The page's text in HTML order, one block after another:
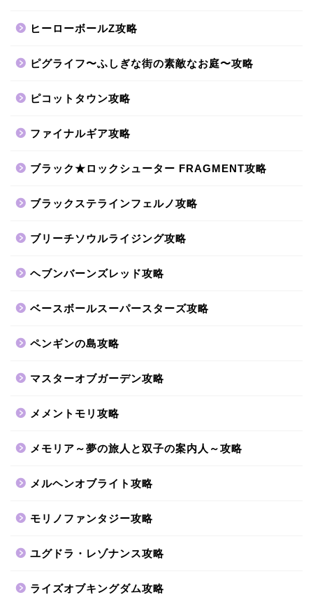
ヒーローボールZ攻略
ピグライフ〜ふしぎな街の素敵なお庭〜攻略
ピコットタウン攻略
ファイナルギア攻略
ブラック★ロックシューター FRAGMENT攻略
ブラックステラインフェルノ攻略
ブリーチソウルライジング攻略
ヘブンバーンズレッド攻略
ベースボールスーパースターズ攻略
ペンギンの島攻略
マスターオブガーデン攻略
メメントモリ攻略
メモリア～夢の旅人と双子の案内人～攻略
メルヘンオブライト攻略
モリノファンタジー攻略
ユグドラ・レゾナンス攻略
ライズオブキングダム攻略